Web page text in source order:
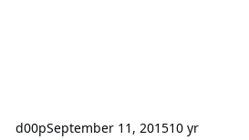
d00pSeptember 11, 201510 yr